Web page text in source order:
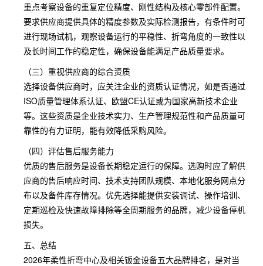
重点考察设备的重复定位精度、刚性结构及核心零部件配置。
要求供应商提供具体的精度参数及实际检测报告，有条件时可
进行现场试机，观察设备运行的平稳性、折弯角度的一致性以
及长时间工作的稳定性，确保设备能满足产品质量要求。
（三）重视供应商的综合资质
选择设备供应商时，应关注企业的资质认证情况，如是否通过
ISO质量管理体系认证、欧盟CE认证或为国家高新技术企业
等。这些资质是企业技术实力、生产管理规范性和产品质量可
靠性的有力证明，能有效降低采购风险。
（四）评估售后服务能力
优质的售后服务是设备长期稳定运行的保障。选购时应了解供
应商的售后响应时间、技术支持团队规模、本地化服务网点分
布以及备件库存情况。优先选择能提供安装调试、操作培训、
定期巡检及快速故障排除等全周期服务的品牌，减少设备停机
损失。
五、总结
2026年柔性折弯中心及相关钣金设备五大品牌排名，是对当